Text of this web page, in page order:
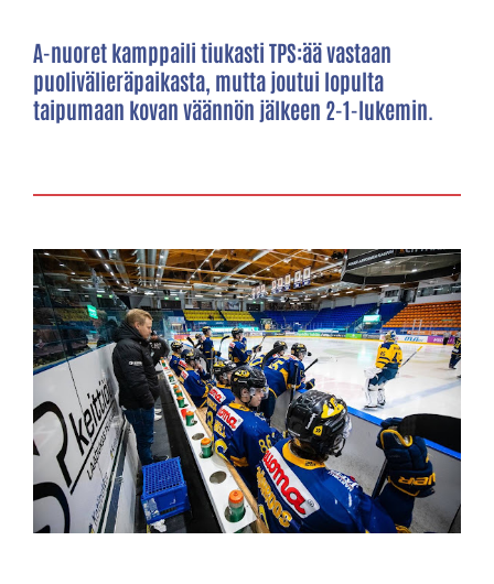
A-nuoret kamppaili tiukasti TPS:ää vastaan
puolivälieräpaikasta, mutta joutui lopulta
taipumaan kovan väännön jälkeen 2-1-lukemin.